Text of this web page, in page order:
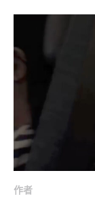
作者